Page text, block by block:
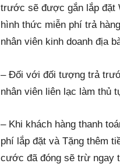
trước sẽ được gắn lắp đặt
hình thức miễn phí trả
nhân viên kinh doanh địa
– Đối với đối tượng trả
nhân viên liên lạc làm thủ
– Khi khách hàng thanh
phí lắp đặt và Tặng thêm
cước đã đóng sẽ trừ ngay